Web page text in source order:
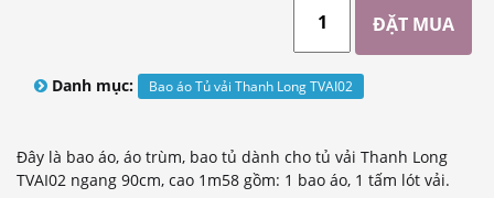
Danh mục: Bao áo Tủ vải Thanh Long TVAI02
Đây là bao áo, áo trùm, bao tủ dành cho tủ vải Thanh Long
TVAI02 ngang 90cm, cao 1m58 gồm: 1 bao áo, 1 tấm lót vải.